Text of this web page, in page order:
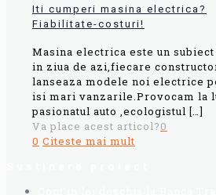
Iti cumperi masina electrica?
Fiabilitate-costuri!
Masina electrica este un
in ziua de azi,fiecare
lanseaza modele noi electrice
isi mari vanzarile.Provocam la
pasionatul auto ,ecologistul […]
Va place acest articol?0
0 Citeste mai mult